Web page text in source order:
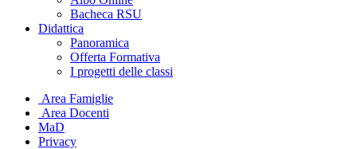
Bacheca RSU
Didattica
Panoramica
Offerta Formativa
I progetti delle classi
Area Famiglie
Area Docenti
MaD
Privacy